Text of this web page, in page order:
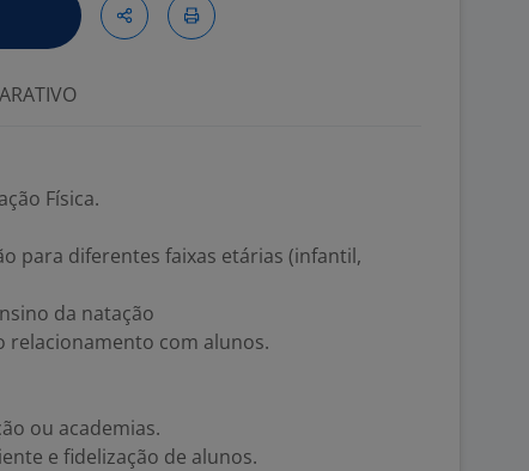
Física.
para diferentes faixas etárias (infantil,
da natação
relacionamento com alunos.
ou academias.
e fidelização de alunos.